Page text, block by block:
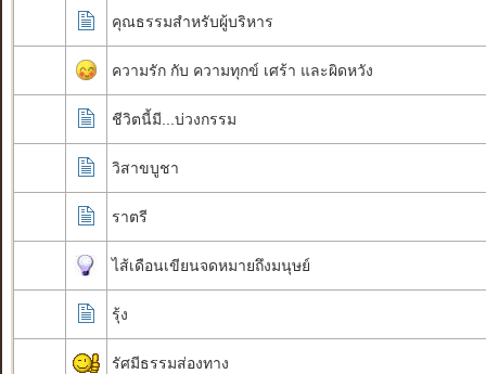
คุณธรรมสำหรับผู้บริหาร
ความรัก กับ ความทุกข์ เศร้า และผิดหวัง
ชีวิตนี้มี...บ่วงกรรม
วิสาขบูชา
ราตรี
ไส้เดือนเขียนจดหมายถึงมนุษย์
รุ้ง
รัศมีธรรมส่องทาง